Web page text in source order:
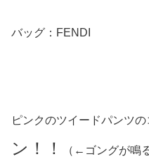
バッグ：FENDI
ピンクのツイードパンツの
ン！！
（←ゴングが鳴